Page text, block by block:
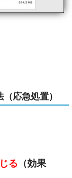
応急処置）
る （効果